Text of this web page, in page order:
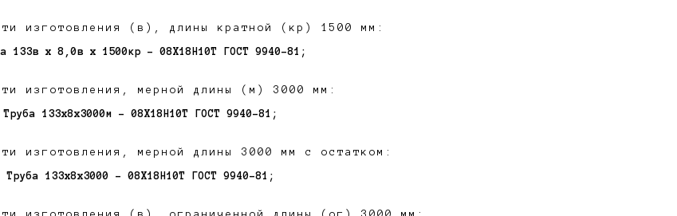
изготовления (в), длины кратной (кр) 1500 мм:
133в х 8,0в х 1500кр - 08Х18Н10Т ГОСТ 9940-81;
изготовления, мерной длины (м) 3000 мм:
Труба 133х8х3000м - 08Х18Н10Т ГОСТ 9940-81;
изготовления, мерной длины 3000 мм с остатком:
Труба 133х8х3000 - 08Х18Н10Т ГОСТ 9940-81;